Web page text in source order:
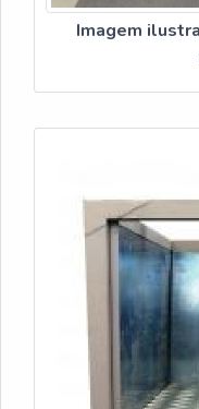
Imagem